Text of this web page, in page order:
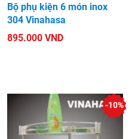
Bộ phụ kiện 6 món inox
304 Vinahasa
895.000 VND
-10%